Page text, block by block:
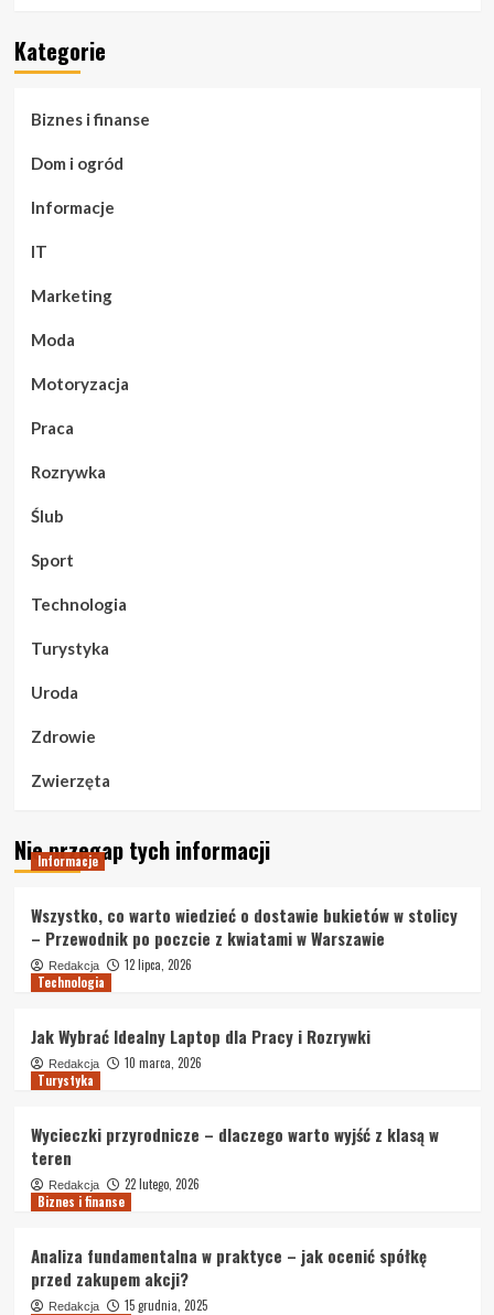
Kategorie
Biznes i finanse
Dom i ogród
Informacje
IT
Marketing
Moda
Motoryzacja
Praca
Rozrywka
Ślub
Sport
Technologia
Turystyka
Uroda
Zdrowie
Zwierzęta
Nie przegap tych informacji
Informacje
Wszystko, co warto wiedzieć o dostawie bukietów w stolicy
– Przewodnik po poczcie z kwiatami w Warszawie
Redakcja
12 lipca, 2026
Technologia
Jak Wybrać Idealny Laptop dla Pracy i Rozrywki
Redakcja
10 marca, 2026
Turystyka
Wycieczki przyrodnicze – dlaczego warto wyjść z klasą w
teren
Redakcja
22 lutego, 2026
Biznes i finanse
Analiza fundamentalna w praktyce – jak ocenić spółkę
przed zakupem akcji?
Redakcja
15 grudnia, 2025